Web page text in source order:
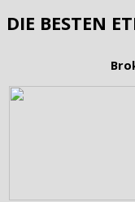
DIE BESTEN